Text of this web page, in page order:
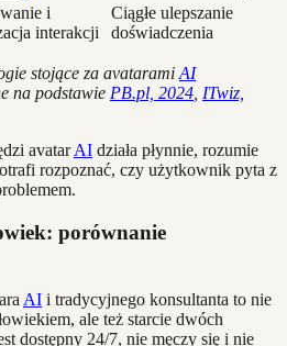
i
interakcji
Ciągłe ulepszanie
doświadczenia
stojące za avatarami AI
na podstawie PB.pl, 2024 ITwiz,
avatarAI działa płynnie, rozumie
rozpoznać, czy użytkownik pyta z
porównanie
AI i tradycyjnego konsultanta to nie
ale też starcie dwóch
dostępny 24/7, nie męczy się i nie